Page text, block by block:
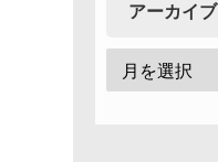
アーカイブ